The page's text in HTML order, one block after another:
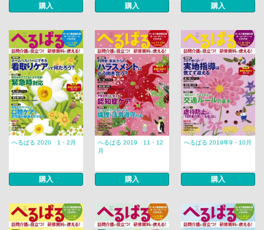
購入 購入 購入
へるぱる 2020 1・2月
購入
へるぱる 2019 11・12
月
購入
へるぱる 2019年9・10月
購入